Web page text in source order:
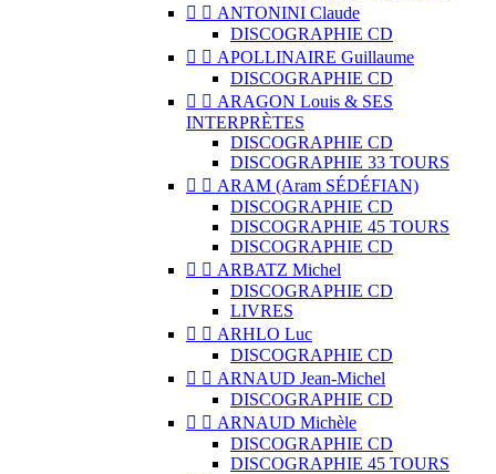
  ANTONINI Claude
DISCOGRAPHIE CD
  APOLLINAIRE Guillaume
DISCOGRAPHIE CD
  ARAGON Louis & SES
INTERPRÈTES
DISCOGRAPHIE CD
DISCOGRAPHIE 33 TOURS
  ARAM (Aram SÉDÉFIAN)
DISCOGRAPHIE CD
DISCOGRAPHIE 45 TOURS
DISCOGRAPHIE CD
  ARBATZ Michel
DISCOGRAPHIE CD
LIVRES
  ARHLO Luc
DISCOGRAPHIE CD
  ARNAUD Jean-Michel
DISCOGRAPHIE CD
  ARNAUD Michèle
DISCOGRAPHIE CD
DISCOGRAPHIE 45 TOURS